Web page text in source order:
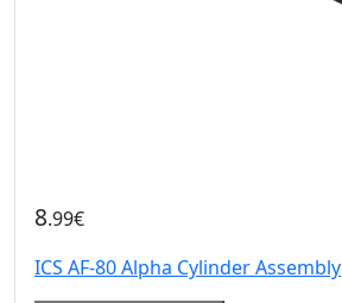
8.99€
ICS AF-80 Alpha Cylinder Assembly